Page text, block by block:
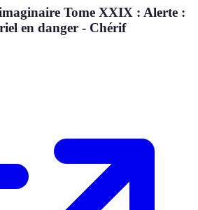
Tome XXIX : Alerte :
en danger - Chérif